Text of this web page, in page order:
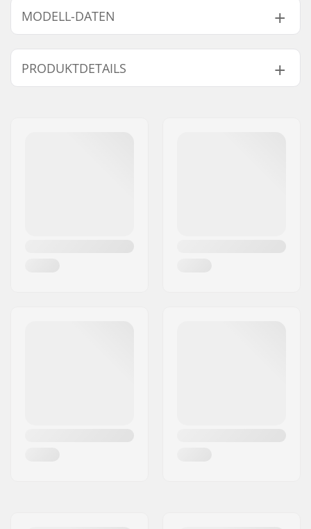
MODELL-DATEN
48mm - Schwarz
PRODUKTDETAILS